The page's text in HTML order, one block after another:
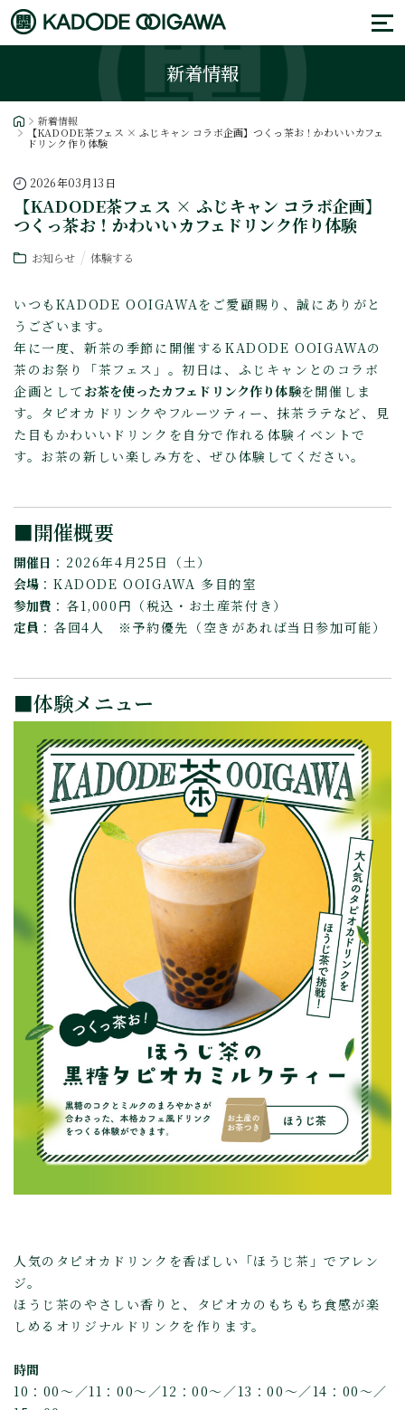
新着情報
新着情報
【KADODE茶フェス × ふじキャン コラボ企画】つくっ茶お！かわいいカフェ
ドリンク作り体験
2026年03月13日
【KADODE茶フェス × ふじキャン コラボ企画】
つくっ茶お！かわいいカフェドリンク作り体験
お知らせ 体験する
いつもKADODE OOIGAWAをご愛顧賜り、誠にありがと
うございます。
年に一度、新茶の季節に開催するKADODE OOIGAWAの
茶のお祭り「茶フェス」。初日は、ふじキャンとのコラボ
企画として お茶を使ったカフェドリンク作り体験を開催しま
す。タピオカドリンクやフルーツティー、抹茶ラテなど、見
た目もかわいいドリンクを自分で作れる体験イベントで
す。お茶の新しい楽しみ方を、ぜひ体験してください。
■開催概要
開催日 ：2026年4月25日（土）
会場 ：KADODE OOIGAWA 多目的室
参加費 ：各1,000円（税込・お土産茶付き）
定員 ：各回4人 ※予約優先（空きがあれば当日参加可能）
■体験メニュー
人気のタピオカドリンクを香ばしい「ほうじ茶」でアレン
ジ。
ほうじ茶のやさしい香りと、タピオカのもちもち食感が楽
しめるオリジナルドリンクを作ります。
時間
10：00～／11：00～／12：00～／13：00～／14：00～／